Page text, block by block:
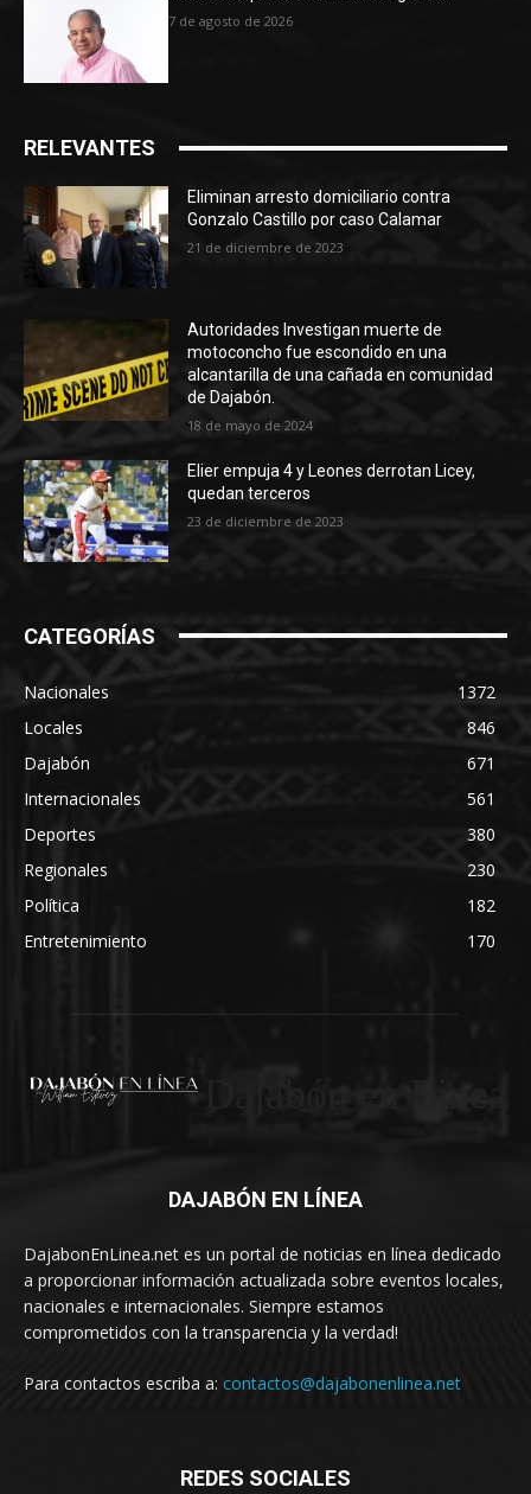
7 de agosto de 2026
RELEVANTES
Eliminan arresto domiciliario contra
Gonzalo Castillo por caso Calamar
21 de diciembre de 2023
Autoridades Investigan muerte de
motoconcho fue escondido en una
alcantarilla de una cañada en comunidad
de Dajabón.
18 de mayo de 2024
Elier empuja 4 y Leones derrotan Licey,
quedan terceros
23 de diciembre de 2023
CATEGORÍAS
Nacionales
1372
Locales
846
Dajabón
671
Internacionales
561
Deportes
380
Regionales
230
Política
182
Entretenimiento
170
DAJABÓN EN LÍNEA
DajabonEnLinea.net es un portal de noticias en línea dedicado
a proporcionar información actualizada sobre eventos locales,
nacionales e internacionales. Siempre estamos
comprometidos con la transparencia y la verdad!
Para contactos escriba a: contactos@dajabonenlinea.net
REDES SOCIALES